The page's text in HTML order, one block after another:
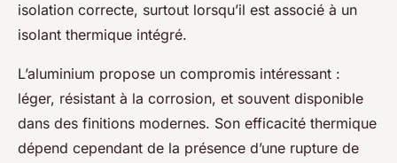
isolation correcte, surtout lorsqu’il est associé à un
isolant thermique intégré.
L’aluminium propose un compromis intéressant :
léger, résistant à la corrosion, et souvent disponible
dans des finitions modernes. Son efficacité thermique
dépend cependant de la présence d’une rupture de